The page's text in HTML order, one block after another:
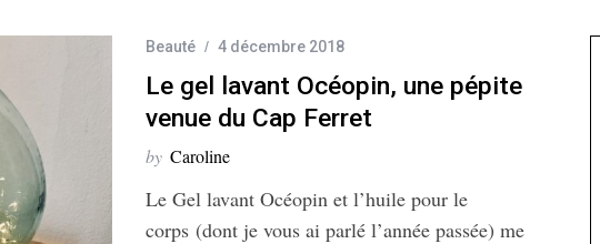
Beauté 4 décembre 2018
Le gel lavant Océopin, une pépite
venue du Cap Ferret
by Caroline
Le Gel lavant Océopin et l’huile pour le
corps (dont je vous ai parlé l’année passée) me